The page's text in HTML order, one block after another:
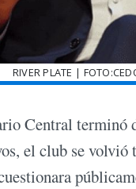
RIVER PLATE |
Central terminó
el club se volvió